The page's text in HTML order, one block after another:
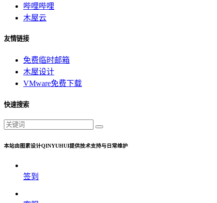
哔哩哔哩
木屋云
友情链接
免费临时邮箱
木屋设计
VMware免费下载
快速搜索
本站由图素设计QINYUHUI提供技术支持与日常维护
签到